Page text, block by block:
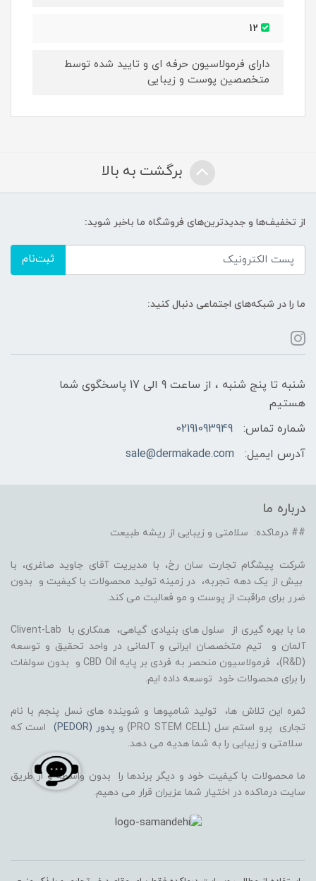
دارای فرمولاسیون حرفه ای و تایید شده توسط
متخصصین پوست و زیبایی
برگشت به بالا
از تخفیف‌ها و جدیدترین‌های فروشگاه ما باخبر شوید:
ثبت‌نام
ما را در شبکه‌های اجتماعی دنبال کنید:
شنبه تا پنج شنبه ، از ساعت 9 الی 17 پاسخگوی شما
هستیم
شماره تماس:
02191093949
آدرس ایمیل:
sale@dermakade.com
درباره ما
## درماکده: سلامتی و زیبایی از ریشه طبیعت
شرکت پیشگام تجارت سان رخ، با مدیریت آقای جاوید صاغری، با
بیش از یک دهه تجربه، در زمینه تولید محصولات با کیفیت و بدون
ضرر برای مراقبت از پوست و مو فعالیت می کند.
ما با بهره گیری از سلول های بنیادی گیاهی، همکاری با Clivent-Lab
آلمان و تیم متخصصان ایرانی و آلمانی در واحد تحقیق و توسعه
(R&D)، فرمولاسیون منحصر به فردی بر پایه CBD Oil و بدون سولفات
را برای محصولات خود توسعه داده ایم.
ثمره این تلاش ها، تولید شامپوها و شوینده های نسل پنجم با نام
تجاری پرو استم سل (PRO STEM CELL) و
پدور (PEDOR)
است که
سلامتی و زیبایی را به شما هدیه می دهد.
ما محصولات با کیفیت خود و دیگر برندها را بدون واسطه و از طریق
سایت درماکده در اختیار شما عزیران قرار می دهیم.